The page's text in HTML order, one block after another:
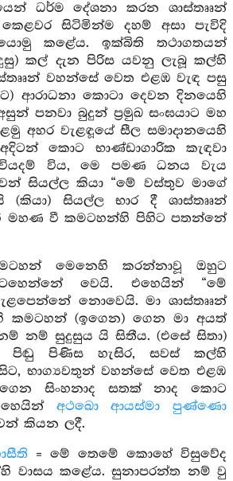
ධර්ම දේශනා කරන ශාස්තෲන්
සිටිමින්ම දහම් අසා පැවිදි
කළේය. ඉක්බිති තථාගතයන්
කල් දැන පිරිස යවනු ලැබූ කල්හි
වහන්සේ වෙත එළඹ වැඳ පසු
ආරාධනා කොටා දෙවන දිනයෙහි
පනවා බුදුන් ප්‍රමුඛ සංඝයාට මහ
අහර වැළඳූයේ සීල සමාදානයෙහි
කොට භාණ්ඩාගාරික කැඳවා
විය, මෙ පමණ ධනය වැය
සියල්ල කියා “මේ වස්තුව මාගේ
(කියා) සියල්ල භාර දී ශාස්තෲන්
මහණ වී කමටහන්හි පිහිට පතන්නේ
මෙනෙහි කරන්නාවූ ඔහුට
වෙයි. එහෙයින් “මේ
නොවෙයි. මා ශාස්තෲන්
කමටහන් (ඉගෙන) ගෙන මා අයත්
නම් සුදුසුය යි සිතීය. (එසේ සිතා)
පිඬු පිණිස හැසිර, සවස් කල්හි
භාග්‍යවතුන් වහන්සේ වෙත එළඹ
සිංහනාද සතක් නාද කොට
අථඛො ආයස්මා පුණ්ණො
කියන ලදී.
= මේ තෙමේ කොහේ විසුවේද
වාසය කළේය. සුනාපරන්ත නම් වු